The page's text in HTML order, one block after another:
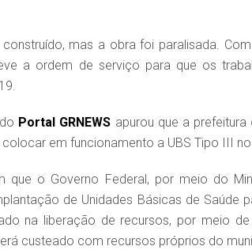
mas a obra foi paralisada.
a ordem de serviço para que os
Portal GRNEWS apurou que a
em funcionamento a UBS Tipo III
que o Governo Federal, por meio do
de Unidades Básicas de Saúde
na liberação de recursos, por meio
custeado com recursos próprios do